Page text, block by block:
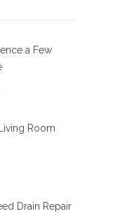
a Few
Room
Drain Repair